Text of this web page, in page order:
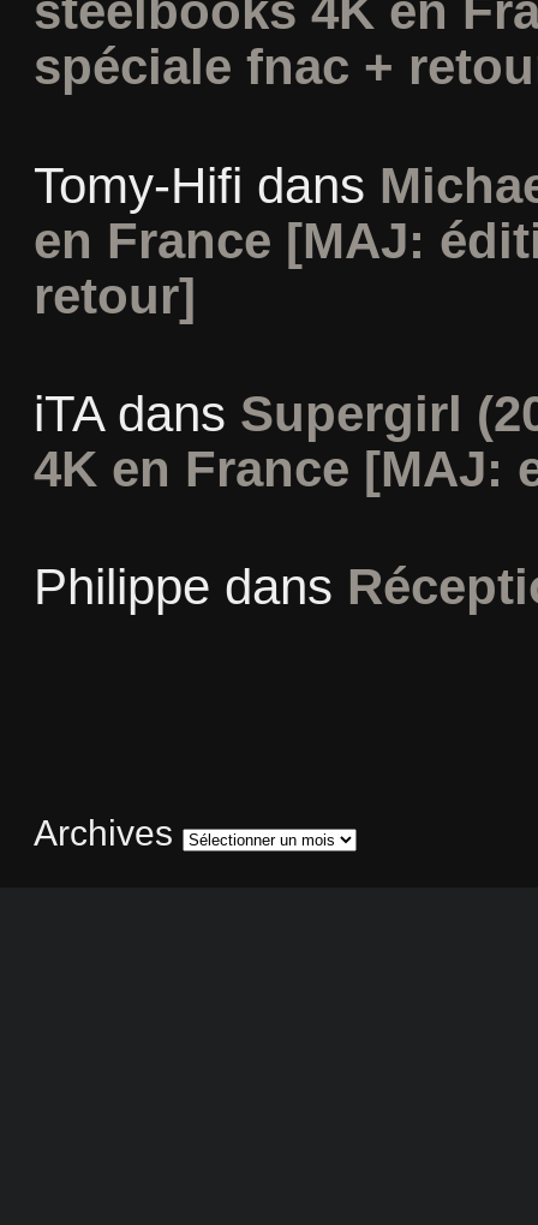
steelbooks 4K en
spéciale fnac +
Tomy-Hifi dans
en France [MAJ:
retour]
iTAdans Supergirl
4K en France [MAJ:
Philippe dans
Archives